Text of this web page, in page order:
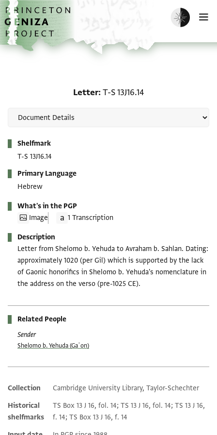
Skip to main content
home
Enable dark
Letter T-S 13J16.14
Shelfmark
T-S 13J16.14
Primary Language
Hebrew
What's in the PGP
Image
1 Transcription
Description
Letter from Shelomo b. Yehuda to Avraham b. Sahlan. Dating:
approximately 1020 (per Gil) which is supported by the lack
of Gaonic honorifics in Shelomo b. Yehuda's nomenclature in
the address on the verso (pre-1025 CE).
Related People
Sender
Shelomo b. Yehuda (Gaʾon)
Additional metadata
Collection
Cambridge University Library, Taylor-Schechter
Historical
shelfmarks
TS Box 13 J 16, fol. 14; TS 13 J 16, fol. 14; TS 13 J 16,
f. 14; TS Box 13 J 16, f. 14